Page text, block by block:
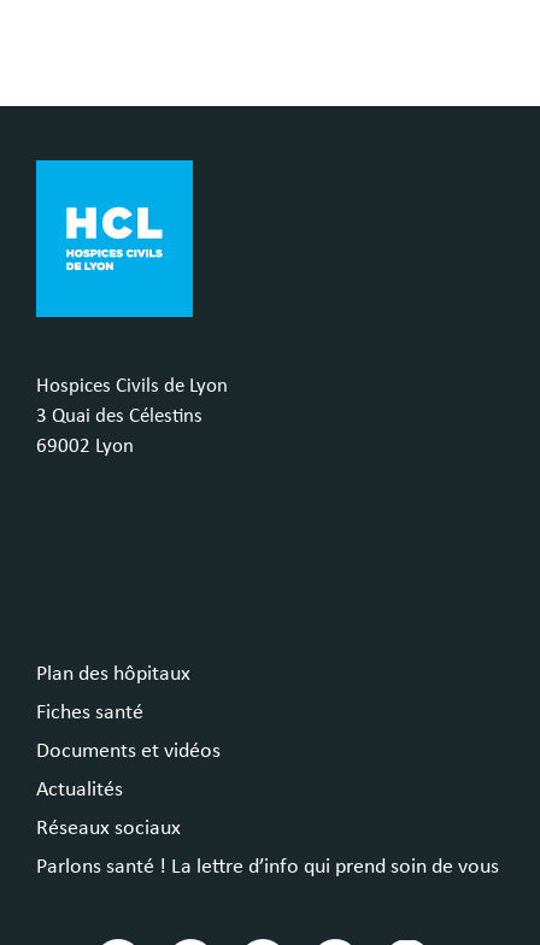
Hospices Civils de Lyon
3 Quai des Célestins
69002 Lyon
Plan des hôpitaux
Fiches santé
Documents et vidéos
Actualités
Réseaux sociaux
Parlons santé ! La lettre d’info qui prend soin de vous